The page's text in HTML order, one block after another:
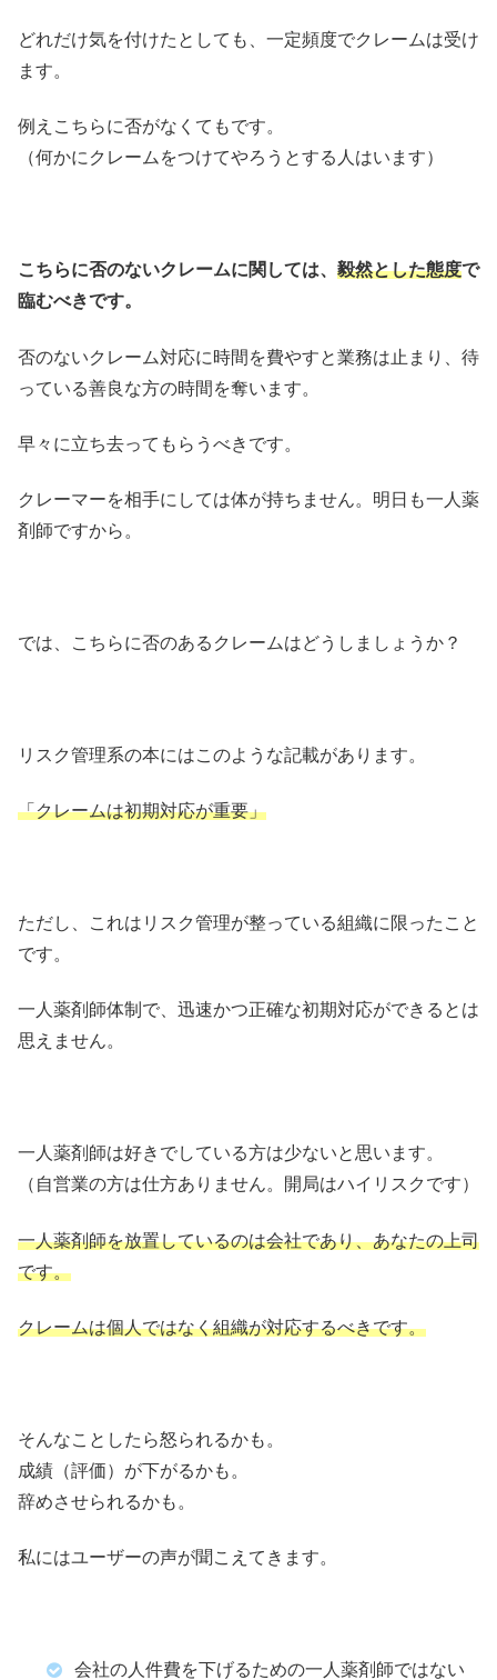
どれだけ気を付けたとしても、一定頻度でクレームは受け
ます。
例えこちらに否がなくてもです。
（何かにクレームをつけてやろうとする人はいます）
こちらに否のないクレームに関しては、 毅然とした態度で
臨むべきです。
否のないクレーム対応に時間を費やすと業務は止まり、待
っている善良な方の時間を奪います。
早々に立ち去ってもらうべきです。
クレーマーを相手にしては体が持ちません。明日も一人薬
剤師ですから。
では、こちらに否のあるクレームはどうしましょうか？
リスク管理系の本にはこのような記載があります。
「クレームは初期対応が重要」
ただし、これはリスク管理が整っている組織に限ったこと
です。
一人薬剤師体制で、迅速かつ正確な初期対応ができるとは
思えません。
一人薬剤師は好きでしている方は少ないと思います。
（自営業の方は仕方ありません。開局はハイリスクです）
一人薬剤師を放置しているのは会社であり、あなたの上司
です。
クレームは個人ではなく組織が対応するべきです。
そんなことしたら怒られるかも。
成績（評価）が下がるかも。
辞めさせられるかも。
私にはユーザーの声が聞こえてきます。
会社の人件費を下げるための一人薬剤師ではない